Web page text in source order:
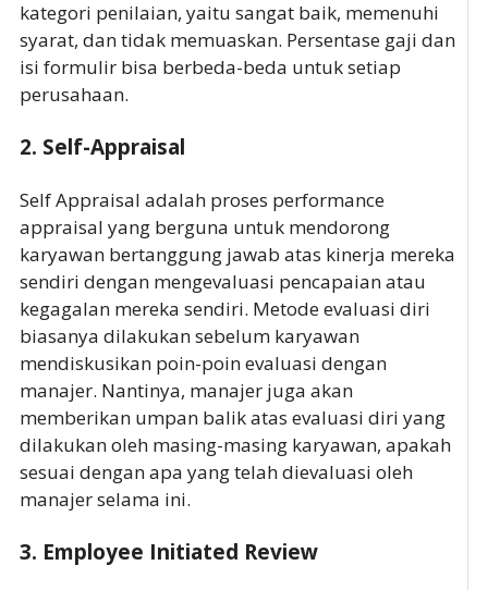
kategori penilaian, yaitu sangat baik, memenuhi
syarat, dan tidak memuaskan. Persentase gaji dan
isi formulir bisa berbeda-beda untuk setiap
perusahaan.
2. Self-Appraisal
Self Appraisal adalah proses performance
appraisal yang berguna untuk mendorong
karyawan bertanggung jawab atas kinerja mereka
sendiri dengan mengevaluasi pencapaian atau
kegagalan mereka sendiri. Metode evaluasi diri
biasanya dilakukan sebelum karyawan
mendiskusikan poin-poin evaluasi dengan
manajer. Nantinya, manajer juga akan
memberikan umpan balik atas evaluasi diri yang
dilakukan oleh masing-masing karyawan, apakah
sesuai dengan apa yang telah dievaluasi oleh
manajer selama ini.
3. Employee Initiated Review